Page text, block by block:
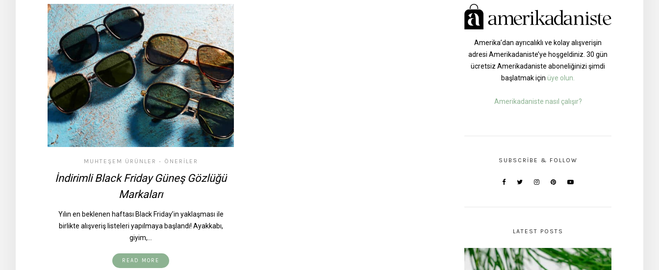
MUHTEŞEM ÜRÜNLER • ÖNERILER
İndirimli Black Friday Güneş Gözlüğü
Markaları
Yılın en beklenen haftası Black Friday’in yaklaşması ile
birlikte alışveriş listeleri yapılmaya başlandı! Ayakkabı,
giyim,…
READ MORE
Amerika’dan ayrıcalıklı ve kolay alışverişin
adresi Amerikadaniste’ye hoşgeldiniz. 30 gün
ücretsiz Amerikadaniste aboneliğinizi şimdi
başlatmak için üye olun.
Amerikadaniste nasıl çalışır?
SUBSCRIBE & FOLLOW
LATEST POSTS